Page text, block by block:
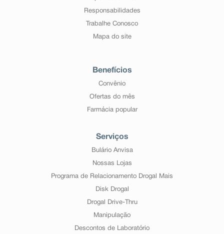
Responsabilidades
Trabalhe Conosco
Mapa do site
Benefícios
Convênio
Ofertas do mês
Farmácia popular
Serviços
Bulário Anvisa
Nossas Lojas
Programa de Relacionamento Drogal Mais
Disk Drogal
Drogal Drive-Thru
Manipulação
Descontos de Laboratório